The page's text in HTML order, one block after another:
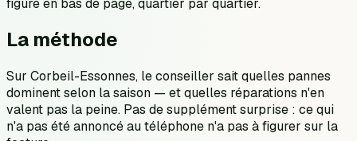
La méthode
Sur Corbeil-Essonnes, le conseiller sait quelles pannes
dominent selon la saison — et quelles réparations n'en
valent pas la peine. Pas de supplément surprise : ce qui
n'a pas été annoncé au téléphone n'a pas à figurer sur la